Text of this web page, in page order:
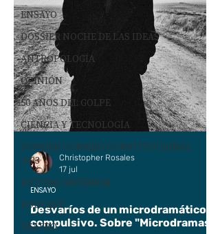
ENSAYO
DOSSIER NOCHE DE LAS IDEAS
ANTROPOLOGÍA
OPINIÓN
50 AÑOS DEL GOLPE
CIENCIA Y TECNOLOGÍA
DOSSIER CONSEJO CONSTITUCIONAL
2023
FUTURO ANTERIOR
PODCAST
TEATRO
Desvaríos de un microdramático
compulsivo. Sobre "Microdramas".
ENSAYO
Christopher Rosales
17 jul